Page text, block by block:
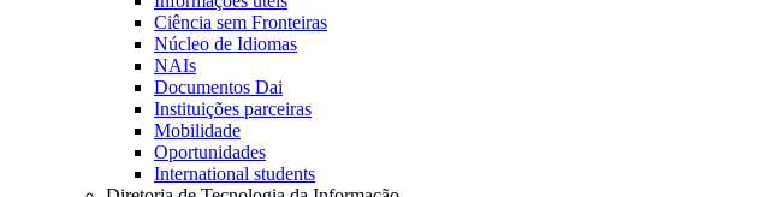
Ciência sem Fronteiras
Núcleo de Idiomas
NAIs
Documentos Dai
Instituições parceiras
Mobilidade
Oportunidades
International students